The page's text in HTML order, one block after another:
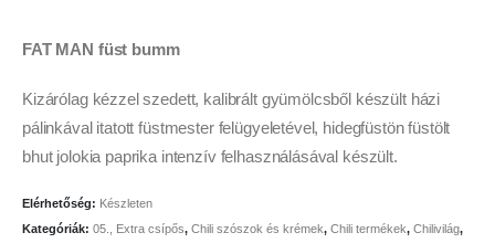
FAT MAN füst bumm
Kizárólag kézzel szedett, kalibrált gyümölcsből készült házi
pálinkával itatott füstmester felügyeletével, hidegfüstön füstölt
bhut jolokia paprika intenzív felhasználásával készült.
Elérhetőség: Készleten
Kategóriák: 05., Extra csípős, Chili szószok és krémek, Chili termékek, Chilivilág,